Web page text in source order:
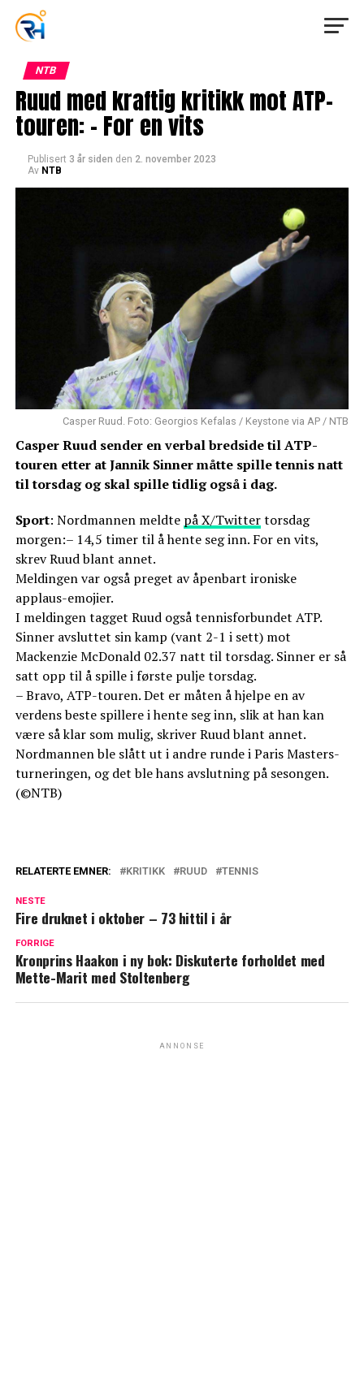
NTB
Ruud med kraftig kritikk mot ATP-
touren: – For en vits
Publisert 3 år siden den 2. november 2023
Av NTB
Casper Ruud. Foto: Georgios Kefalas / Keystone via AP / NTB
Casper Ruud sender en verbal bredside til ATP-
touren etter at Jannik Sinner måtte spille tennis natt
til torsdag og skal spille tidlig også i dag.
Sport: Nordmannen meldte på X/Twittertorsdag
morgen:– 14,5 timer til å hente seg inn. For en vits,
skrev Ruud blant annet.
Meldingen var også preget av åpenbart ironiske
applaus-emojier.
I meldingen tagget Ruud også tennisforbundet ATP.
Sinner avsluttet sin kamp (vant 2-1 i sett) mot
Mackenzie McDonald 02.37 natt til torsdag. Sinner er så
satt opp til å spille i første pulje torsdag.
– Bravo, ATP-touren. Det er måten å hjelpe en av
verdens beste spillere i hente seg inn, slik at han kan
være så klar som mulig, skriver Ruud blant annet.
Nordmannen ble slått ut i andre runde i Paris Masters-
turneringen, og det ble hans avslutning på sesongen.
(©NTB)
RELATERTE EMNER: KRITIKK RUUD TENNIS
NESTE
Fire druknet i oktober – 73 hittil i år
FORRIGE
Kronprins Haakon i ny bok: Diskuterte forholdet med
Mette-Marit med Stoltenberg
ANNONSE